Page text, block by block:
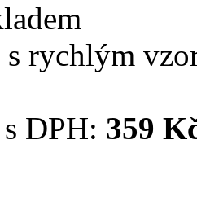
rychlým
s DPH: 359